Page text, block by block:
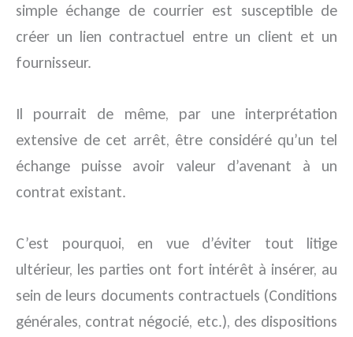
simple échange de courrier est susceptible de
créer un lien contractuel entre un client et un
fournisseur.
Il pourrait de même, par une interprétation
extensive de cet arrêt, être considéré qu’un tel
échange puisse avoir valeur d’avenant à un
contrat existant.
C’est pourquoi, en vue d’éviter tout litige
ultérieur, les parties ont fort intérêt à insérer, au
sein de leurs documents contractuels (Conditions
générales, contrat négocié, etc.), des dispositions